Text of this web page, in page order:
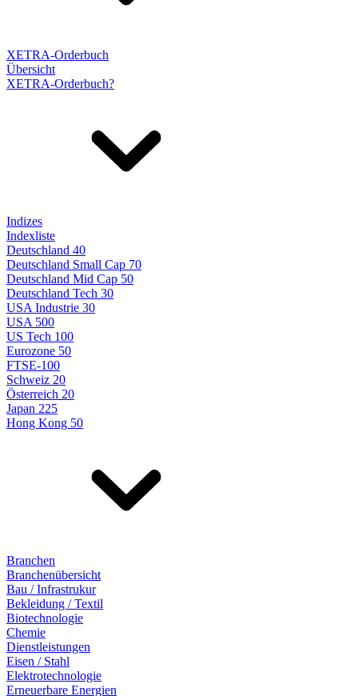
XETRA-Orderbuch
Übersicht
XETRA-Orderbuch?
Indizes
Indexliste
Deutschland 40
Deutschland Small Cap 70
Deutschland Mid Cap 50
Deutschland Tech 30
USA Industrie 30
USA 500
US Tech 100
Eurozone 50
FTSE-100
Schweiz 20
Österreich 20
Japan 225
Hong Kong 50
Branchen
Branchenübersicht
Bau / Infrastrukur
Bekleidung / Textil
Biotechnologie
Chemie
Dienstleistungen
Eisen / Stahl
Elektrotechnologie
Erneuerbare Energien